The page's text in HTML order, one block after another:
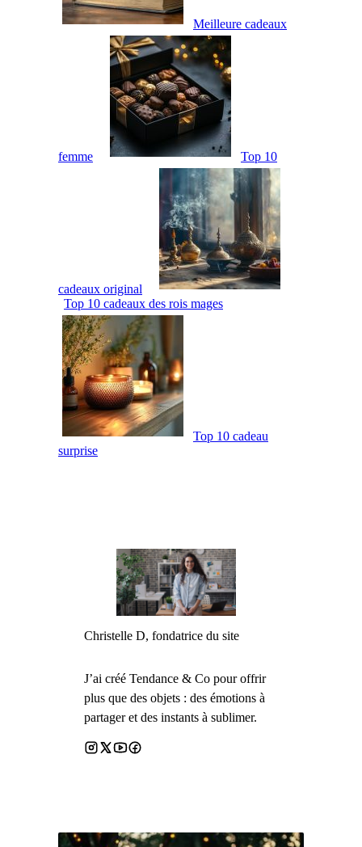
Meilleure cadeaux
femme Top 10
cadeaux original
Top 10 cadeaux des rois mages
Top 10 cadeau
surprise
Christelle D, fondatrice du site
J’ai créé Tendance & Co pour offrir
plus que des objets : des émotions à
partager et des instants à sublimer.